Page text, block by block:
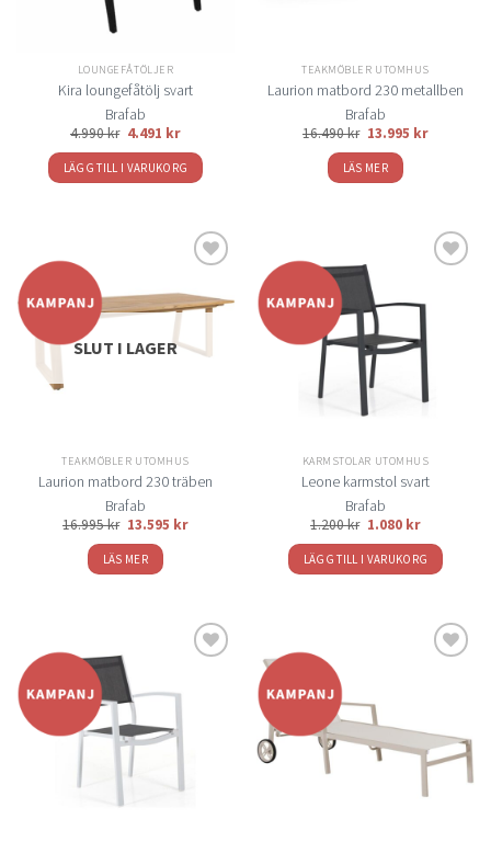
LOUNGEFÅTÖLJER
Kira loungefåtölj svart
Brafab
4.990kr 4.491 kr
LÄGG TILL I VARUKORG
TEAKMÖBLER UTOMHUS
Laurion matbord 230 metallben
Brafab
16.490kr Det
priset
var:
16.490 kr.
13.995 krDet
LÄS MER
Lägg
SLUT I LAGER
TEAKMÖBLER UTOMHUS
Laurion matbord 230 träben
Brafab
16.995kr Det
priset
var:
16.995 kr.
13.595 krDet
LÄS MER
till i
önskelistan
KARMSTOLAR UTOMHUS
Leone karmstol svart
Brafab
1.200kr 1.080 kr
LÄGG TILL I VARUKORG
önskelistan
önskelistan